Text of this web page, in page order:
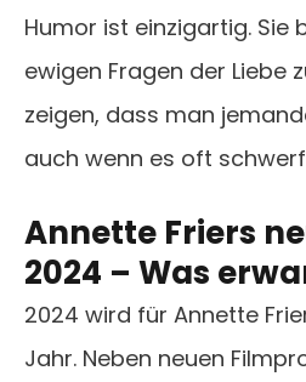
Humor ist einzigartig. Sie
ewigen Fragen der Liebe
zeigen, dass man
auch wenn es oft
Annette Friers
2024 – Was
2024 wird für Annette
Jahr. Neben neuen